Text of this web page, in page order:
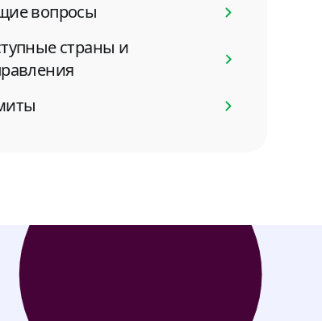
вопросы
страны и